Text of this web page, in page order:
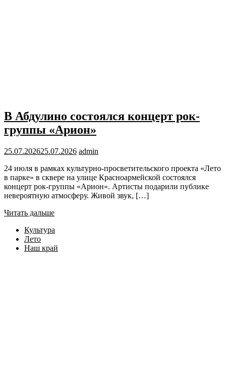
В Абдулино состоялся концерт рок-
группы «Арион»
25.07.202625.07.2026 admin
24 июля в рамках культурно-просветительского проекта «Лето
в парке» в сквере на улице Красноармейской состоялся
концерт рок-группы «Арион». Артисты подарили публике
невероятную атмосферу. Живой звук, […]
Читать дальше
Культура
Лето
Наш край